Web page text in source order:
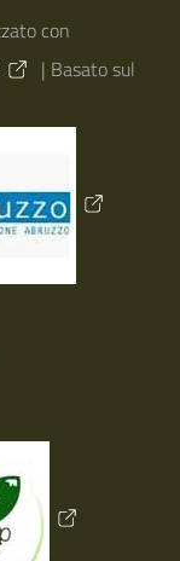
con
| Basato sul